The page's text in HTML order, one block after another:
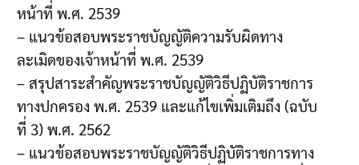
หน้าที่ พ.ศ. 2539
– แนวข้อสอบพระราชบัญญัติความรับผิดทาง
ละเมิดของเจ้าหน้าที่ พ.ศ. 2539
– สรุปสาระสำคัญพระราชบัญญัติวิธีปฏิบัติราชการ
ทางปกครอง พ.ศ. 2539 และแก้ไขเพิ่มเติมถึง (ฉบับ
ที่ 3) พ.ศ. 2562
– แนวข้อสอบพระราชบัญญัติวิธีปฏิบัติราชการทาง